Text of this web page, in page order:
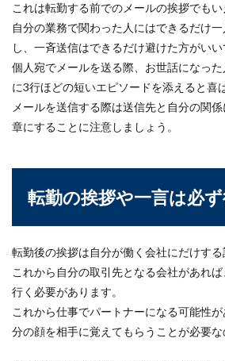
これは転勤する前でのメールの挨拶でも
自分の業務で関わった人にはできるだけ
し、一斉送信はできるだけ避けた方がいい
個人宛でメールを送る際、お世話になっ
に3行ほどの短いエピソードを添えると喜
メールを送信する際は送信先と自分の関
章にすることに注意しましょう。
転勤の挨拶や一言は必ず
転勤後の挨拶は自分が働く会社にだけする
これから自分の取引先となる会社があれ
行く必要があります。
これから仕事でパートナーになる可能性
分の顔を相手に覚えてもらうことが必要な